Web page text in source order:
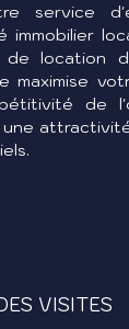
service
immobilier
de location
maximise
de
VISITES